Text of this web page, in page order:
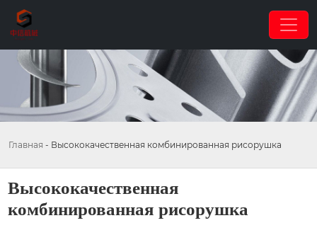
Главная - Высококачественная комбинированная рисорушка
Высококачественная
комбинированная рисорушка